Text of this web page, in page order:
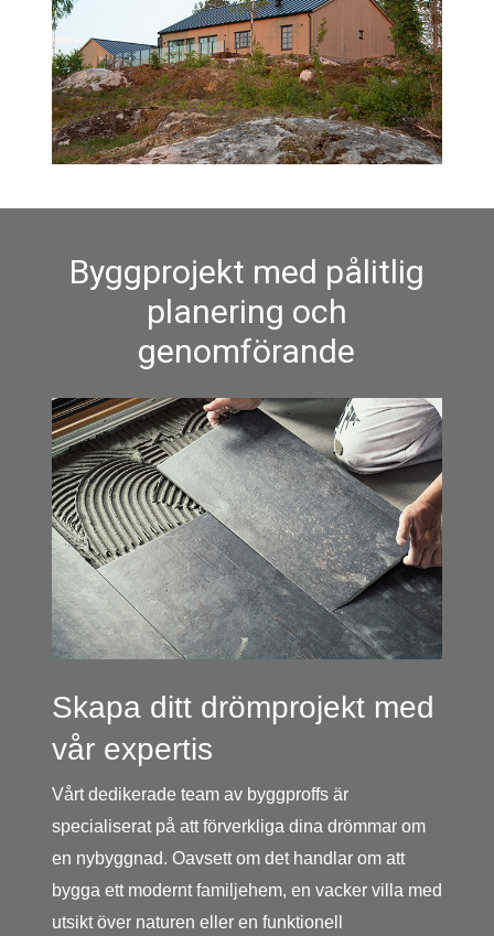
Byggprojekt med pålitlig
planering och
genomförande
Skapa ditt drömprojekt med
vår expertis
Vårt dedikerade team av byggproffs är
specialiserat på att förverkliga dina drömmar om
en nybyggnad. Oavsett om det handlar om att
bygga ett modernt familjehem, en vacker villa med
utsikt över naturen eller en funktionell